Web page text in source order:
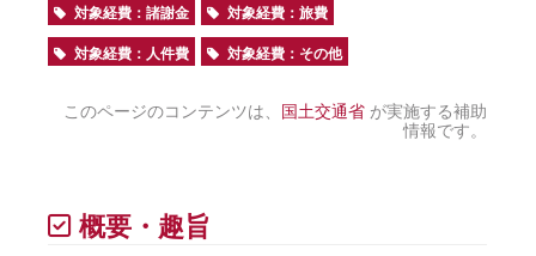
対象経費：諸謝金 対象経費：旅費
対象経費：人件費 対象経費：その他
このページのコンテンツは、 国土交通省 が実施する補助
情報です。
概要・趣旨